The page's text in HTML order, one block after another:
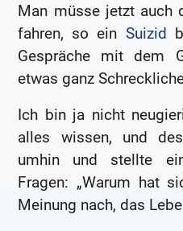
Man müsse jetzt auch
fahren, so ein Suizid
Gespräche mit dem
etwas ganz
Ich bin ja nicht
alles wissen, und
umhin und stellte
Fragen: „Warum hat
Meinung nach, das